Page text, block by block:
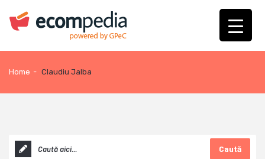
Home - Claudiu Jalba
Caută